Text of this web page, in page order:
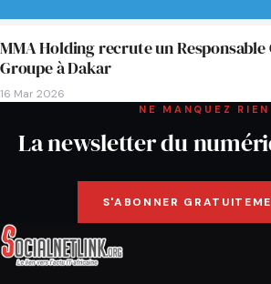
MMA Holding recrute un
Groupe à Dakar
16 Mar 2026
NE MANQUEZ RIEN
La newsletter du
S'ABONNER